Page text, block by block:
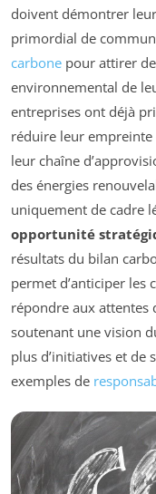
doivent démontrer leur
primordial de
carbone pour attirer
environnemental de
entreprises ont déjà
réduire leur
leur chaîne
des énergies
uniquement de cadre
opportunité
résultats du bilan
permet d’anticiper les
répondre aux attentes
soutenant une vision
plus d’initiatives et de
exemples de